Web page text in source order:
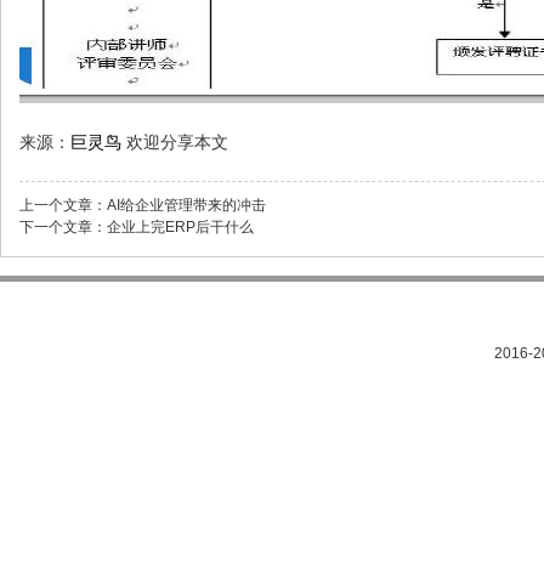
来源： 巨灵鸟 欢迎分享本文
上一个文章： AI给企业管理带来的冲击
下一个文章： 企业上完ERP后干什么
2016-